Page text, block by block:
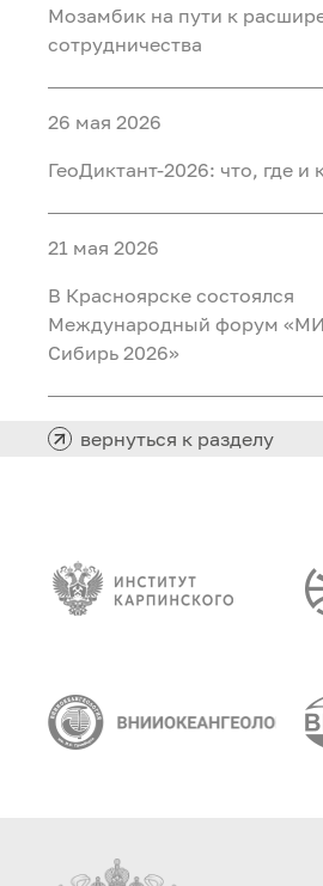
Мозамбик на пути к
сотрудничества
26 мая 2026
ГеоДиктант-2026: что, где и
21 мая 2026
В Красноярске состоялся
Международный форум
Сибирь 2026»
вернуться к разделу